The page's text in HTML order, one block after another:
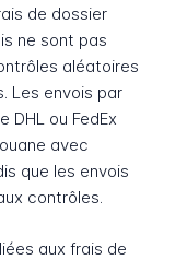
de dossier
ne sont pas
aléatoires
Les envois par
ou FedEx
avec
que les envois
contrôles.
aux frais de